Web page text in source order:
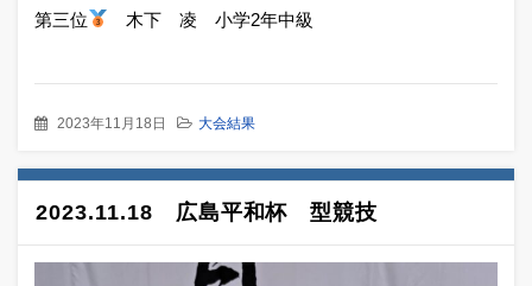
第三位 木下 凌 小学2年中級
2023年11月18日 大会結果
2023.11.18 広島平和杯 型競技